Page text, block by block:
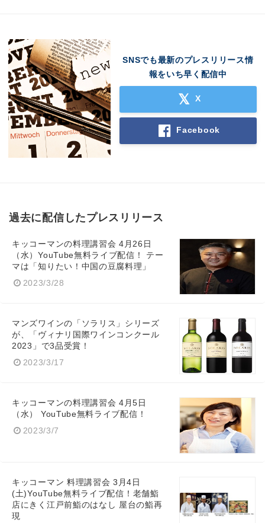
SNSでも最新のプレスリリース情
報をいち早く配信中
X
Facebook
過去に配信したプレスリリース
キッコーマンの料理講習会 4月26日
（水）YouTube無料ライブ配信！ テー
マは「知りたい！中国の豆腐料理」
2023/3/28
マンズワインの「ソラリス」シリーズ
が、「ヴィナリ国際ワインコンクール
2023」で3品受賞！
2023/3/17
キッコーマンの料理講習会 4月5日
（水） YouTube無料ライブ配信！
2023/3/7
キッコーマン 料理講習会 3月4日
(土)YouTube無料ライブ配信！老舗鮨
店にきく江戸前鮨のはなし 屋台の鮨再
現